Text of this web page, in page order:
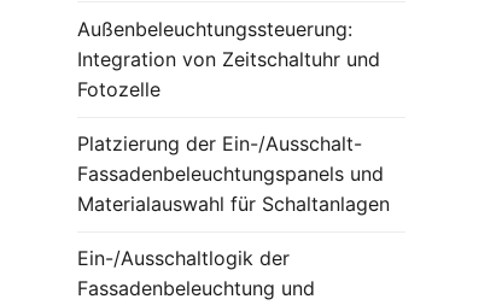
Außenbeleuchtungssteuerung:
Integration von Zeitschaltuhr und
Fotozelle
Platzierung der Ein-/Ausschalt-
Fassadenbeleuchtungspanels und
Materialauswahl für Schaltanlagen
Ein-/Ausschaltlogik der
Fassadenbeleuchtung und